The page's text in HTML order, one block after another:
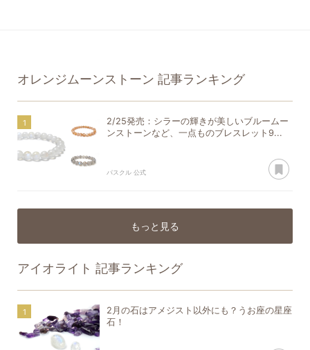
オレンジムーンストーン 記事ランキング
2/25発売：シラーの輝きが美しいブルームー
ンストーンなど、一点ものブレスレット9...
パスクル 公式
もっと見る
アイオライト 記事ランキング
2月の石はアメジスト以外にも？うお座の星座
石！